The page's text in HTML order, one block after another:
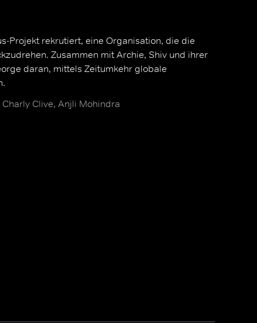
Projekt rekrutiert, eine Organisation, die die
Zusammen mit Archie, Shiv und ihrer
daran, mittels Zeitumkehr globale
Charly Clive, Anjli Mohindra